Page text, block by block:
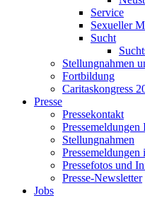
Service
Sexueller
Sucht
Stellungnahmen
Fortbildung
Caritaskongress
Presse
Pressekontakt
Pressemeldungen
Stellungnahmen
Pressemeldungen
Pressefotos und
Presse-Newsletter
Jobs